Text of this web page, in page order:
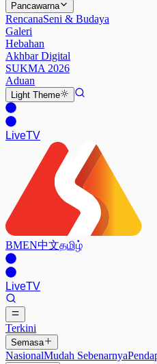
Pancawarna
RencanaSeni & Budaya
Galeri
Hebahan
Akhbar Digital
SUKMA 2026
Aduan
Light Theme
LiveTV
BMEN中文தமிழ்
LiveTV
Terkini
Semasa
NasionalMudah Sebenarnya